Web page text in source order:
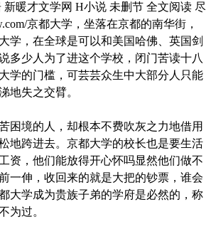
暖才文学网 H小说 未删节 全文阅读 尽
京都大学，坐落在京都的南华街，
学，在全球是可以和美国哈佛、英国剑
多少人为了进这个学校，闭门苦读十八
学的门槛，可芸芸众生中大部分人只能
地失之交臂。
困境的人，却根本不费吹灰之力地借用
地跨进去。京都大学的校长也是要生活
资，他们能放得开心怀吗显然他们做不
一伸，收回来的就是大把的钞票，谁会
大学成为贵族子弟的学府是必然的，称
为过。